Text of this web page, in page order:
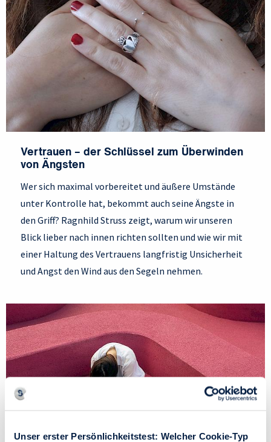
Unser erster Persönlichkeitstest: Welcher Cookie-Typ
Vertrauen – der Schlüssel zum Überwinden
von Ängsten
Wer sich maximal vorbereitet und äußere Umstände
unter Kontrolle hat, bekommt auch seine Ängste in
den Griff? Ragnhild Struss zeigt, warum wir unseren
Blick lieber nach innen richten sollten und wie wir mit
einer Haltung des Vertrauens langfristig Unsicherheit
und Angst den Wind aus den Segeln nehmen.